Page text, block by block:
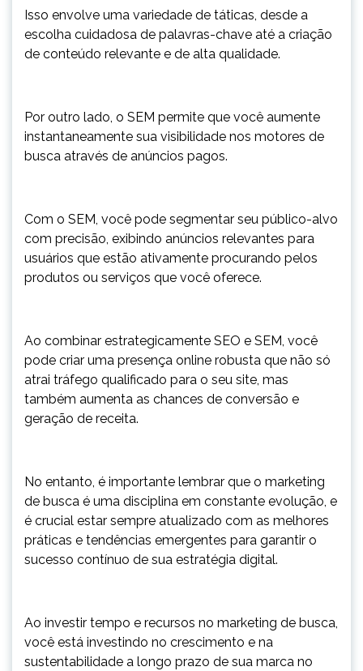
Isso envolve uma variedade de táticas, desde a
escolha cuidadosa de palavras-chave até a criação
de conteúdo relevante e de alta qualidade.
Por outro lado, o SEM permite que você aumente
instantaneamente sua visibilidade nos motores de
busca através de anúncios pagos.
Com o SEM, você pode segmentar seu público-alvo
com precisão, exibindo anúncios relevantes para
usuários que estão ativamente procurando pelos
produtos ou serviços que você oferece.
Ao combinar estrategicamente SEO e SEM, você
pode criar uma presença online robusta que não só
atrai tráfego qualificado para o seu site, mas
também aumenta as chances de conversão e
geração de receita.
No entanto, é importante lembrar que o marketing
de busca é uma disciplina em constante evolução, e
é crucial estar sempre atualizado com as melhores
práticas e tendências emergentes para garantir o
sucesso contínuo de sua estratégia digital.
Ao investir tempo e recursos no marketing de busca,
você está investindo no crescimento e na
sustentabilidade a longo prazo de sua marca no